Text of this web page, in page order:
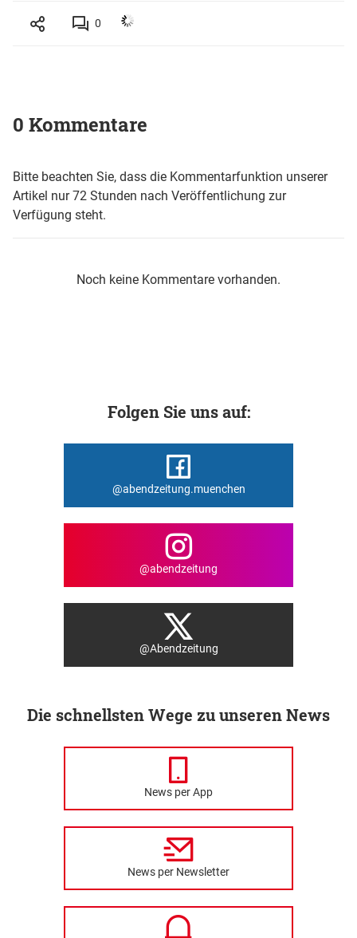
0
0 Kommentare
Bitte beachten Sie, dass die Kommentarfunktion unserer
Artikel nur 72 Stunden nach Veröffentlichung zur
Verfügung steht.
Noch keine Kommentare vorhanden.
Folgen Sie uns auf:
@abendzeitung.muenchen
@abendzeitung
@Abendzeitung
Die schnellsten Wege zu unseren News
News per App
News per Newsletter